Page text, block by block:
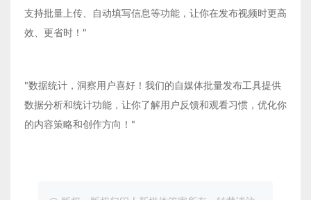
支持批量上传、自动填写信息等功能，让你在发布视频时更高
效、更省时！"
"数据统计，洞察用户喜好！我们的自媒体批量发布工具提供
数据分析和统计功能，让你了解用户反馈和观看习惯，优化你
的内容策略和创作方向！"